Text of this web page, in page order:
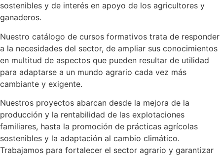
sostenibles y de interés en apoyo de los agricultores y
ganaderos.
Nuestro catálogo de cursos formativos trata de responder
a la necesidades del sector, de ampliar sus conocimientos
en multitud de aspectos que pueden resultar de utilidad
para adaptarse a un mundo agrario cada vez más
cambiante y exigente.
Nuestros proyectos abarcan desde la mejora de la
producción y la rentabilidad de las explotaciones
familiares, hasta la promoción de prácticas agrícolas
sostenibles y la adaptación al cambio climático.
Trabajamos para fortalecer el sector agrario y garantizar